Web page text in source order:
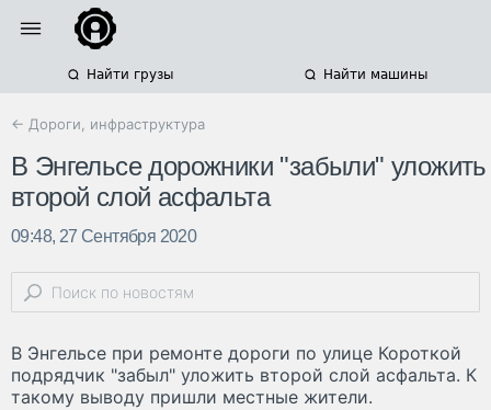
Найти грузы Найти машины
← Дороги, инфраструктура
В Энгельсе дорожники "забыли" уложить
второй слой асфальта
09:48, 27 Сентября 2020
В Энгельсе при ремонте дороги по улице Короткой
подрядчик "забыл" уложить второй слой асфальта. К
такому выводу пришли местные жители.